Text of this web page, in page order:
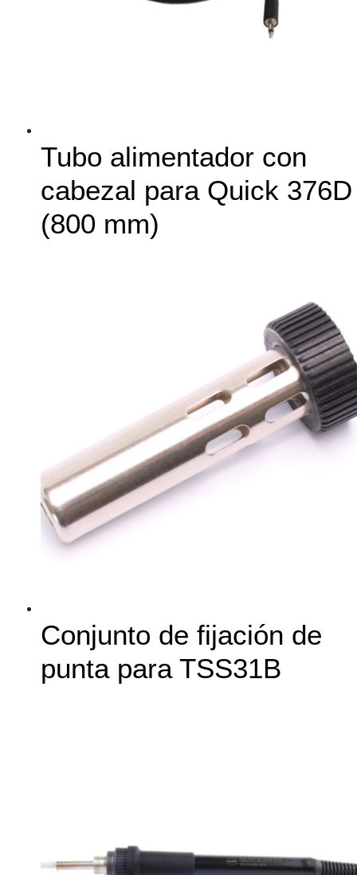
Tubo alimentador con
cabezal para Quick 376D
(800 mm)
Conjunto de fijación de
punta para TSS31B